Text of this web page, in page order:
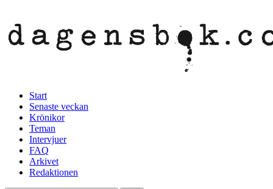
Start
Senaste veckan
Krönikor
Teman
Intervjuer
FAQ
Arkivet
Redaktionen